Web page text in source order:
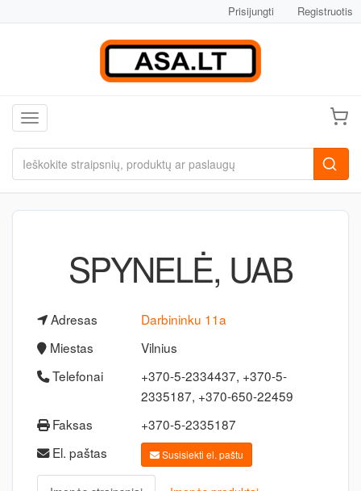
Prisijungti Registruotis
Toggle navigation
SPYNELĖ, UAB
Adresas
Darbininku 11a
Miestas
Vilnius
Telefonai
+370-5-2334437, +370-5-
2335187, +370-650-22459
Faksas
+370-5-2335187
El. paštas
Susisiekti el. paštu